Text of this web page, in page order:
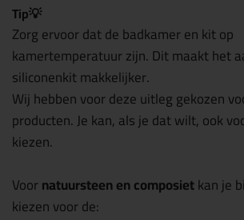
Tip💡
Zorg ervoor dat de badkamer en kit op
kamertemperatuur zijn. Dit maakt het
siliconenkit makkelijker.
Wij hebben voor deze uitleg gekozen
producten. Je kan, als je dat wilt, ook
kiezen.
Voornatuursteen en composietkan je
kiezen voor de: